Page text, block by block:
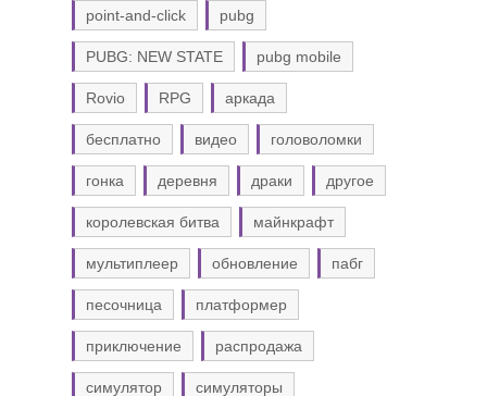
point-and-click pubg
PUBG: NEW STATE pubg mobile
Rovio RPG аркада
бесплатно видео головоломки
гонка деревня драки другое
королевская битва майнкрафт
мультиплеер обновление пабг
песочница платформер
приключение распродажа
симулятор симуляторы